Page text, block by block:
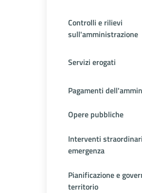
Controlli e rilievi
sull'amministrazione
Servizi erogati
Pagamenti
Opere pubbliche
Interventi
emergenza
Pianificazione e
territorio